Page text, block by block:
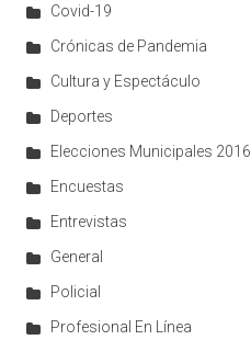
Covid-19
Crónicas de Pandemia
Cultura y Espectáculo
Deportes
Elecciones Municipales 2016
Encuestas
Entrevistas
General
Policial
Profesional En Línea